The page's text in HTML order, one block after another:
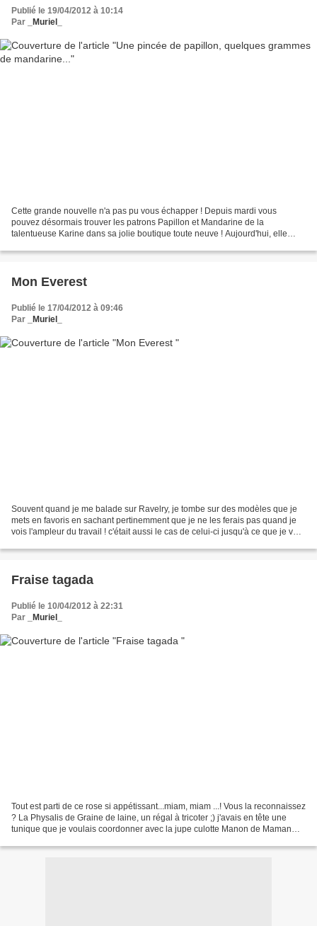
Publié le 19/04/2012 à 10:14
Par
_Muriel_
Cette grande nouvelle n'a pas pu vous échapper ! Depuis mardi vous
pouvez désormais trouver les patrons Papillon et Mandarine de la
talentueuse Karine dans sa jolie boutique toute neuve ! Aujourd'hui, elle
Mon Everest
Publié le 17/04/2012 à 09:46
Par
_Muriel_
Souvent quand je me balade sur Ravelry, je tombe sur des modèles que je
mets en favoris en sachant pertinemment que je ne les ferais pas quand je
vois l'ampleur du travail ! c'était aussi le cas de celui-ci jusqu'à ce que je vois
Fraise tagada
Publié le 10/04/2012 à 22:31
Par
_Muriel_
Tout est parti de ce rose si appétissant...miam, miam ...! Vous la reconnaissez
? La Physalis de Graine de laine, un régal à tricoter ;) j'avais en tête une
tunique que je voulais coordonner avec la jupe culotte Manon de Maman